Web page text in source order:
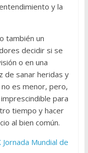
y la
también un
decidir si se
o en una
de sanar heridas y
es menor, pero,
para
tiempo y hacer
al bien común.
Mundial de